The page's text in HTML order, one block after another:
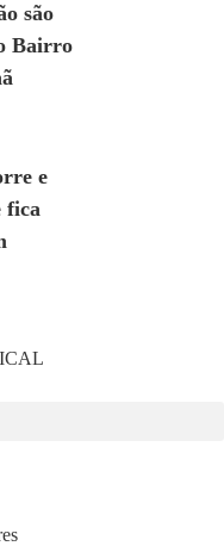
são
Bairro
e
fica